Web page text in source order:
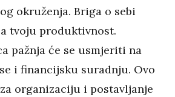
okruženja. Briga o sebi
tvoju produktivnost.
pažnja će se usmjeriti na
i financijsku suradnju. Ovo
organizaciju i postavljanje